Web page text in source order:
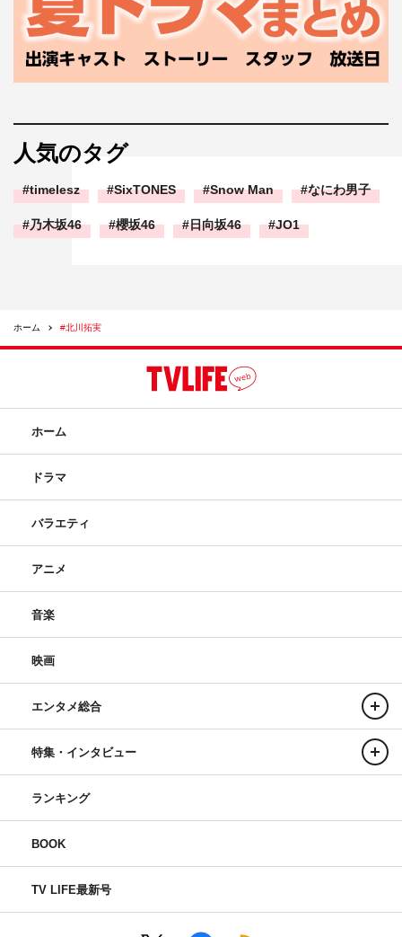
人気のタグ
timelesz SixTONES Snow Man なにわ男子
乃木坂46 櫻坂46 日向坂46 JO1
ホーム #北川拓実
ホーム
ドラマ
バラエティ
アニメ
音楽
映画
エンタメ総合
特集・インタビュー
ランキング
BOOK
TV LIFE最新号